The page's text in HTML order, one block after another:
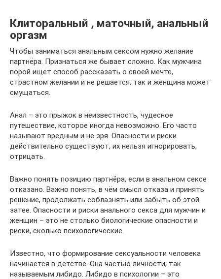
Клиторальный , маточный, анальный
оргазм
Чтобы заниматься анальным сексом нужно желание
партнёра. Признаться же бывает сложно. Как мужчина
порой ищет способ рассказать о своей мечте,
страстном желании и не решается, так и женщина может
смущаться.
Анал – это прыжок в неизвестность, чудесное
путешествие, которое иногда невозможно. Его часто
называют вредным и не зря. Опасности и риски
действительно существуют, их нельзя игнорировать,
отрицать.
Важно понять позицию партнёра, если в анальном сексе
отказано. Важно понять, в чём смысл отказа и принять
решение, продолжать соблазнять или забыть об этой
затее. Опасности и риски анального секса для мужчин и
женщин – это не столько биологические опасности и
риски, сколько психологические.
Известно, что формирование сексуальности человека
начинается в детстве. Она частью личности, так
называемым либидо. Либидо в психологии – это